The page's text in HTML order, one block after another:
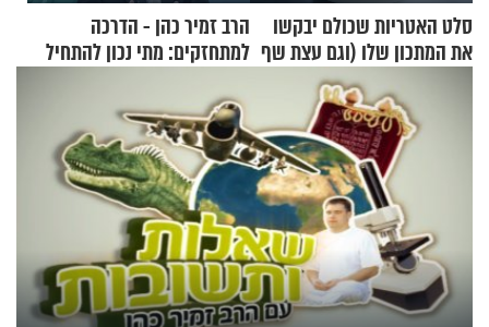
סלט האטריות שכולם יבקשו
את המתכון שלו (וגם עצת שף
הרב זמיר כהן - הדרכה
למתחזקים: מתי נכון להתחיל